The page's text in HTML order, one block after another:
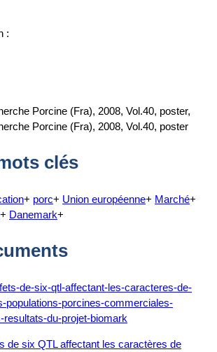
:
Porcine (Fra), 2008, Vol.40, poster,
Porcine (Fra), 2008, Vol.40, poster
clés
+ porc+ Union européenne+ Marché+
+ Danemark+
de six QTL affectant les caractères de